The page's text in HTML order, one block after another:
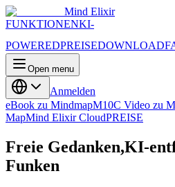
Mind Elixir
FUNKTIONENKI-
POWEREDPREISEDOWNLOAD
Open menu
Anmelden
eBook zu MindmapM10C Video zu
MapMind Elixir CloudPREISE
Freie Gedanken,KI-
Funken